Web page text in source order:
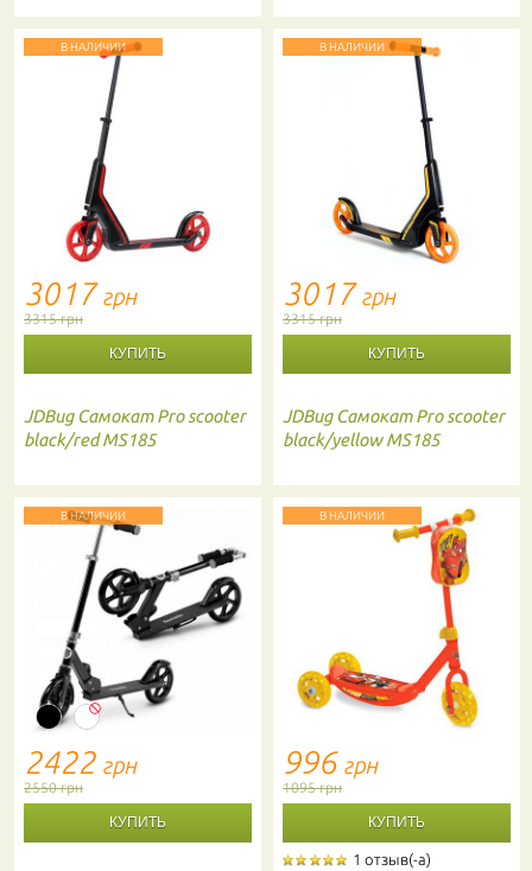
В НАЛИЧИИ
3017грн
3315 грн
JDBug Самокат Pro scooter
black/red MS185
В НАЛИЧИИ
3017грн
3315 грн
JDBug Самокат Pro scooter
black/yellow MS185
В НАЛИЧИИ
2422 грн
2550 грн
В НАЛИЧИИ
996 грн
1095 грн
1 отзыв(-а)